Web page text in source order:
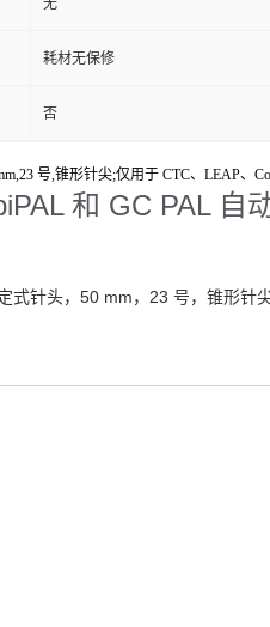
无
耗材无保修
否
号,锥形针尖;仅用于 CTC、LEAP、
和 GC PAL 自
式针头，50 mm，23 号，锥形针